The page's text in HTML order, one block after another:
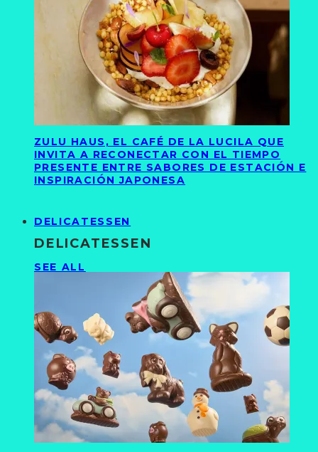
ZULU HAUS, EL CAFÉ DE LA LUCILA QUE
INVITA A RECONECTAR CON EL TIEMPO
PRESENTE ENTRE SABORES DE ESTACIÓN E
INSPIRACIÓN JAPONESA
DELICATESSEN
DELICATESSEN
SEE ALL